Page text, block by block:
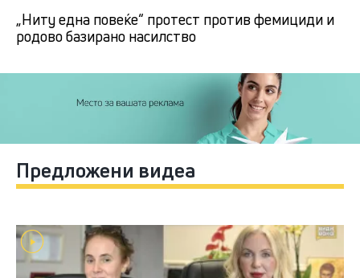
„Ниту една повеќе“ протест против фемициди и
родово базирано насилство
Предложени видеа